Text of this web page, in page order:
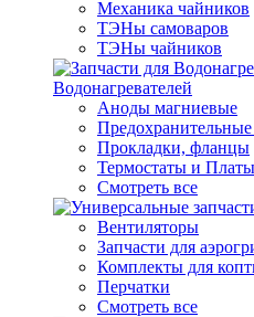
Механика чайников
ТЭНы самоваров
ТЭНы чайников
Водонагревателей
Аноды магниевые
Прокладки, фланцы
Термостаты и Платы
Смотреть все
Вентиляторы
Запчасти для
Комплекты для
Перчатки
Смотреть все